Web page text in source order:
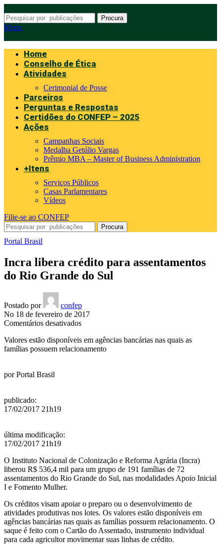
Procura
Menu
Home
Conselho de Ética
Atividades
Cerimonial de Posse
Parceiros
Perguntas e Respostas
Certidões do CONFEP – 2025
Ações
Campanhas Sociais
Medalha Getúlio Vargas
Prêmio MBA – Master of Business Administration
+Itens
Serviços Públicos
Casas Parlamentares
Vídeos
Filie-se ao CONFEP
Procura
Portal Brasil
Incra libera crédito para assentamentos
do Rio Grande do Sul
Postado por
confep
No 18 de fevereiro de 2017
Comentários desativadosem
libera
crédito
Valores estão disponíveis em agências bancárias nas quais as
famílias possuem relacionamento
porPortal Brasil
publicado:
17/02/2017 21h19
última modificação:
17/02/2017 21h19
O Instituto Nacional de Colonização e Reforma Agrária (Incra)
liberou R$ 536,4 mil para um grupo de 191 famílias de 72
assentamentos do Rio Grande do Sul, nas modalidades Apoio Inicial
I e Fomento Mulher.
Os créditos visam apoiar o preparo ou o desenvolvimento de
atividades produtivas nos lotes. Os valores estão disponíveis em
agências bancárias nas quais as famílias possuem relacionamento. O
saque é feito com o Cartão do Assentado, instrumento individual
para cada agricultor movimentar suas linhas de crédito.